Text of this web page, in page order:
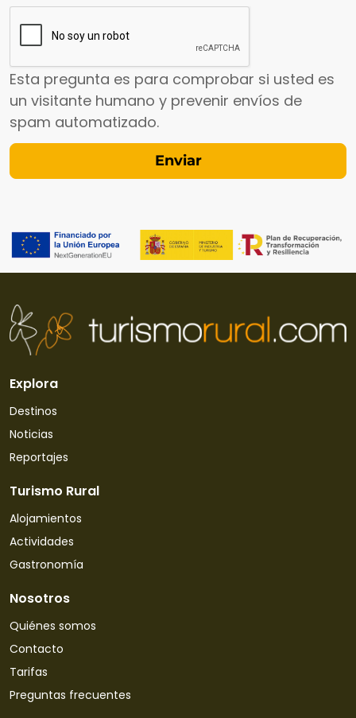
Esta pregunta es para comprobar si usted es
un visitante humano y prevenir envíos de
spam automatizado.
Explora
Destinos
Noticias
Reportajes
Turismo Rural
Alojamientos
Actividades
Gastronomía
Nosotros
Quiénes somos
Contacto
Tarifas
Preguntas frecuentes